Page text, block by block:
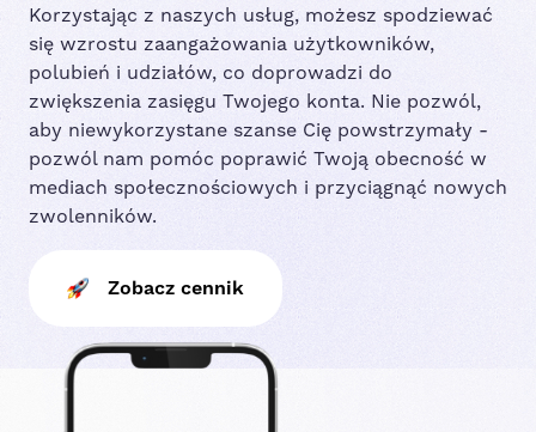
Korzystając z naszych usług, możesz spodziewać
się wzrostu zaangażowania użytkowników,
polubień i udziałów, co doprowadzi do
zwiększenia zasięgu Twojego konta. Nie pozwól,
aby niewykorzystane szanse Cię powstrzymały -
pozwól nam pomóc poprawić Twoją obecność w
mediach społecznościowych i przyciągnąć nowych
zwolenników.
Zobacz cennik